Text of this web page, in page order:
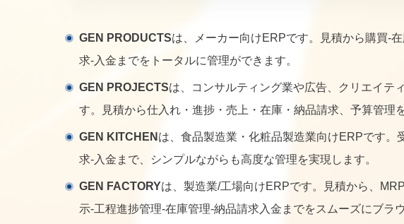
GEN PRODUCTSは、メーカー向けERPです。見積から購買-
求-入金までをトータルに管理ができます。
GEN PROJECTSは、コンサルティング業や広告、クリエイテ
す。見積から仕入れ・進捗・売上・在庫・納品請求、予算管理
GEN KITCHEN は、食品製造業・化粧品製造業向けERPです。
求-入金まで、シンプルながらも高度な管理を実現します。
GEN FACTORYは、製造業/工場向けERPです。見積から、
示-工程進捗管理-在庫管理-納品請求入金までをスムーズにブラ